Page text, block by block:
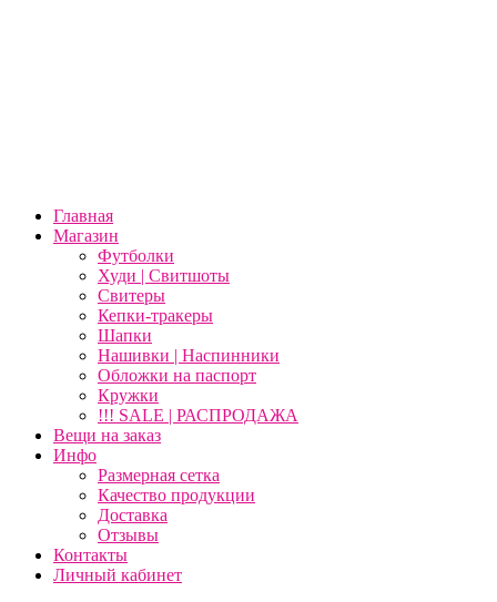
Главная
Магазин
Футболки
Худи | Свитшоты
Свитеры
Кепки-тракеры
Шапки
Нашивки | Наспинники
Обложки на паспорт
Кружки
!!! SALE | РАСПРОДАЖА
Вещи на заказ
Инфо
Размерная сетка
Качество продукции
Доставка
Отзывы
Контакты
Личный кабинет